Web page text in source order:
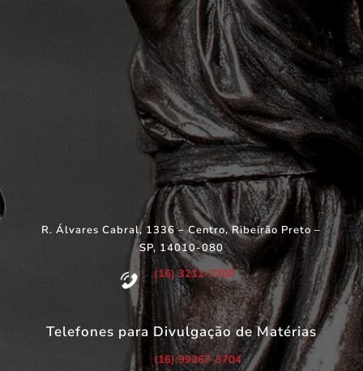
R. Álvares Cabral, 1336 – Centro, Ribeirão Preto –
SP, 14010-080
(16) 3211-7200
Telefones para Divulgação de Matérias
(16) 99267-3704